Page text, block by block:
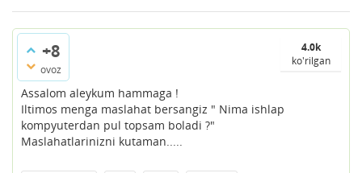
+8
ovoz
4.0k
ko'rilgan
Assalom aleykum hammaga !
Iltimos menga maslahat bersangiz " Nima ishlap
kompyuterdan pul topsam boladi ?"
Maslahatlarinizni kutaman.....